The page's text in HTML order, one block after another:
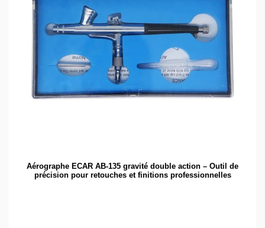
Aérographe ECAR AB-135 gravité double action – Outil de
précision pour retouches et finitions professionnelles